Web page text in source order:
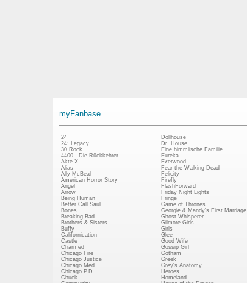
myFanbase
24
24: Legacy
30 Rock
4400 - Die Rückkehrer
Akte X
Alias
Ally McBeal
American Horror Story
Angel
Arrow
Being Human
Better Call Saul
Bones
Breaking Bad
Brothers & Sisters
Buffy
Californication
Castle
Charmed
Chicago Fire
Chicago Justice
Chicago Med
Chicago P.D.
Chuck
Dollhouse
Dr. House
Eine himmlische Familie
Eureka
Everwood
Fear the Walking Dead
Felicity
Firefly
FlashForward
Friday Night Lights
Fringe
Game of Thrones
Georgie & Mandy's First Marriage
Ghost Whisperer
Gilmore Girls
Girls
Glee
Good Wife
Gossip Girl
Gotham
Greek
Grey's Anatomy
Heroes
Homeland